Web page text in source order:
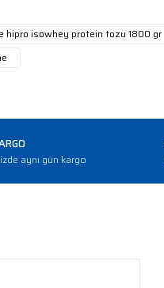
hipro isowhey protein tozu 1800 gr
aynı gün kargo